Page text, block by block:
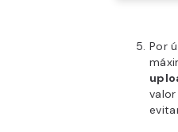
Por